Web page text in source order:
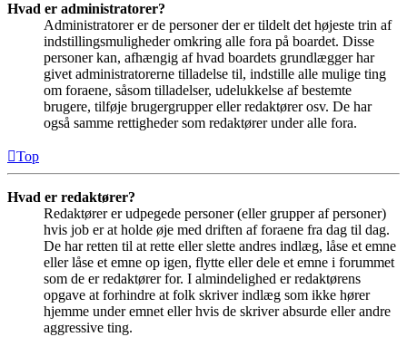
Hvad er administratorer?
Administratorer er de personer der er tildelt det højeste trin af
indstillingsmuligheder omkring alle fora på boardet. Disse
personer kan, afhængig af hvad boardets grundlægger har
givet administratorerne tilladelse til, indstille alle mulige ting
om foraene, såsom tilladelser, udelukkelse af bestemte
brugere, tilføje brugergrupper eller redaktører osv. De har
også samme rettigheder som redaktører under alle fora.
Top
Hvad er redaktører?
Redaktører er udpegede personer (eller grupper af personer)
hvis job er at holde øje med driften af foraene fra dag til dag.
De har retten til at rette eller slette andres indlæg, låse et emne
eller låse et emne op igen, flytte eller dele et emne i forummet
som de er redaktører for. I almindelighed er redaktørens
opgave at forhindre at folk skriver indlæg som ikke hører
hjemme under emnet eller hvis de skriver absurde eller andre
aggressive ting.